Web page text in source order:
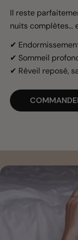
Il reste
nuits complètes…
✔
✔ Sommeil
✔ Réveil reposé,